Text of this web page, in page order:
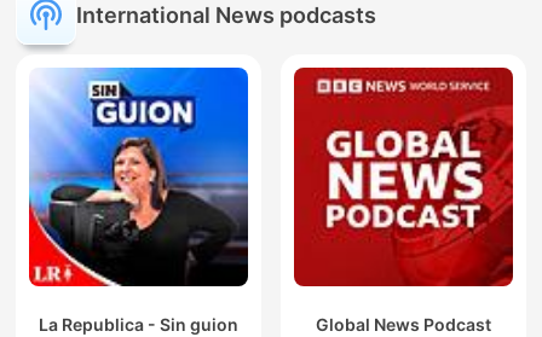
International News podcasts
La Republica - Sin guion Global News Podcast